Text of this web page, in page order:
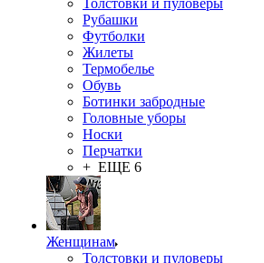
Толстовки и пуловеры
Рубашки
Футболки
Жилеты
Термобелье
Обувь
Ботинки забродные
Головные уборы
Носки
Перчатки
+ ЕЩЕ 6
Женщинам
Толстовки и пуловеры